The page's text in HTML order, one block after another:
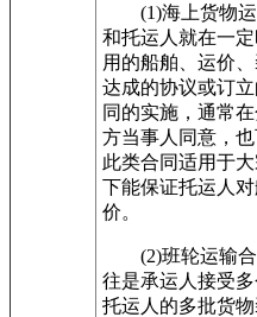
(1)海上货物
和托运人就在一
用的船舶、运价
达成的协议或订
同的实施，通常
方当事人同意，
此类合同适用于
下能保证托运人
价。
(2)班轮运输
往是承运人接受
托运人的多批货